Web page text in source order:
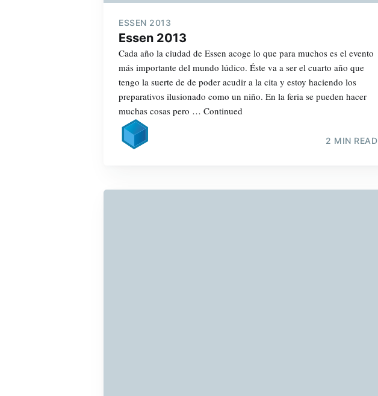
ESSEN 2013
Essen 2013
Cada año la ciudad de Essen acoge lo que para muchos es el evento
más importante del mundo lúdico. Éste va a ser el cuarto año que
tengo la suerte de de poder acudir a la cita y estoy haciendo los
preparativos ilusionado como un niño. En la feria se pueden hacer
muchas cosas pero … Continued
2 MIN READ